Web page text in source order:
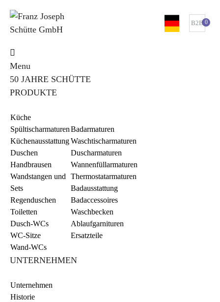
B2B 0
Menu
50 JAHRE SCHÜTTE
PRODUKTE
Küche
Spültischarmaturen
Küchenausstattung
Duschen
Handbrausen
Wandstangen und
Sets
Regenduschen
Toiletten
Dusch-WCs
WC-Sitze
Wand-WCs
Badarmaturen
Waschtischarmaturen
Duscharmaturen
Wannenfüllarmaturen
Thermostatarmaturen
Badausstattung
Badaccessoires
Waschbecken
Ablaufgarnituren
Ersatzteile
UNTERNEHMEN
Unternehmen
Historie